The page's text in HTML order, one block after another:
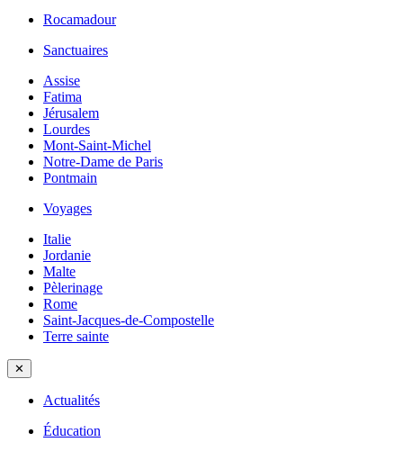
Rocamadour
Sanctuaires
Assise
Fatima
Jérusalem
Lourdes
Mont-Saint-Michel
Notre-Dame de Paris
Pontmain
Voyages
Italie
Jordanie
Malte
Pèlerinage
Rome
Saint-Jacques-de-Compostelle
Terre sainte
✕
Actualités
Éducation